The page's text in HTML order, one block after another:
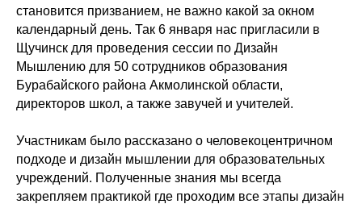
становится призванием, не важно какой за окном
календарный день. Так 6 января нас пригласили в
Щучинск для проведения сессии по Дизайн
Мышлению для 50 сотрудников образования
Бурабайского района Акмолинской области,
директоров школ, а также завучей и учителей.
Участникам было рассказано о человекоцентричном
подходе и дизайн мышлении для образовательных
учреждений. Полученные знания мы всегда
закрепляем практикой где проходим все этапы дизайн